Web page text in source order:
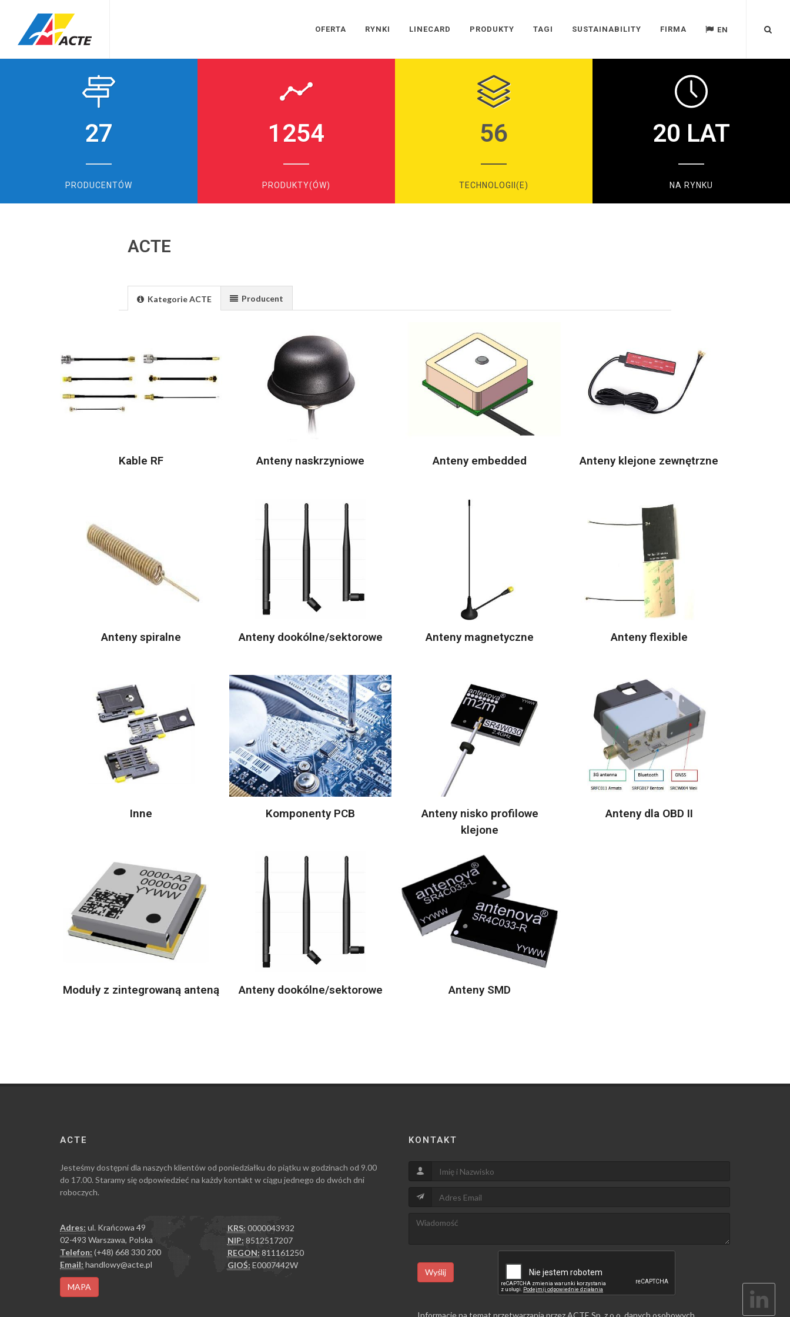
OFERTA RYNKI LINECARD PRODUKTY TAGI SUSTAINABILITY FIRMA EN
27
PRODUCENTÓW
1254
PRODUKTY(ÓW)
56
TECHNOLOGII(E)
20 LAT
NA RYNKU
ACTE
Kategorie ACTE Producent
Kable RF Anteny naskrzyniowe Anteny embedded Anteny klejone zewnętrzne
Anteny spiralne Anteny dookólne/sektorowe Anteny magnetyczne Anteny flexible
Inne Komponenty PCB
Anteny nisko profilowe
klejone
Anteny dla OBD II
Moduły z zintegrowaną anteną Anteny dookólne/sektorowe Anteny SMD
ACTE
Jesteśmy dostępni dla naszych klientów od poniedziałku do piątku w godzinach od 9.00
do 17.00. Staramy się odpowiedzieć na każdy kontakt w ciągu jednego do dwóch dni
roboczych.
Adres: ul. Krańcowa 49
02-493 Warszawa, Polska
Telefon: (+48) 668 330 200
Email: handlowy@acte.pl
KRS: 0000043932
NIP: 8512517207
REGON: 811161250
GIOŚ: E0007442W
MAPA
KONTAKT
Wyślij
Informacje na temat przetwarzania przez ACTE Sp. z o.o. danych osobowych